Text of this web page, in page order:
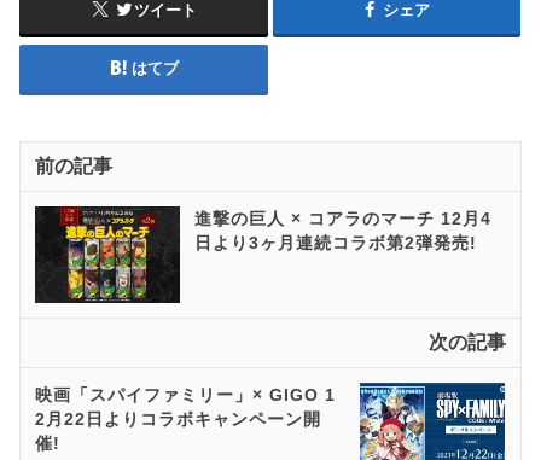
ツイート シェア
はてブ
前の記事
進撃の巨人 × コアラのマーチ 12月4
日より3ヶ月連続コラボ第2弾発売!
次の記事
映画「スパイファミリー」× GIGO 1
2月22日よりコラボキャンペーン開
催!